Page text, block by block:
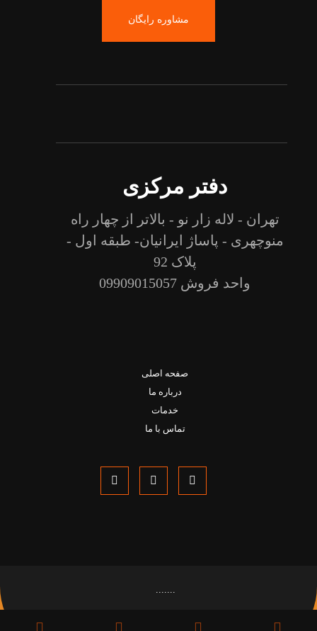
مشاوره رایگان
دفتر مرکزی
تهران - لاله زار نو - بالاتر از چهار راه
منوچهری - پاساژ ایرانیان- طبقه اول -
پلاک 92
واحد فروش 09909015057
صفحه اصلی
درباره ما
خدمات
تماس با ما